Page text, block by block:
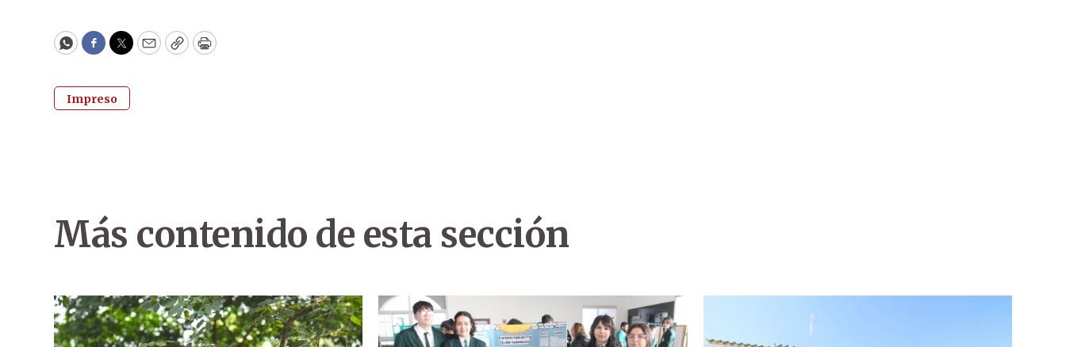
WhatsApp
Facebook
Twitter
EmailCopyPrint
Impreso
Más contenido de esta sección